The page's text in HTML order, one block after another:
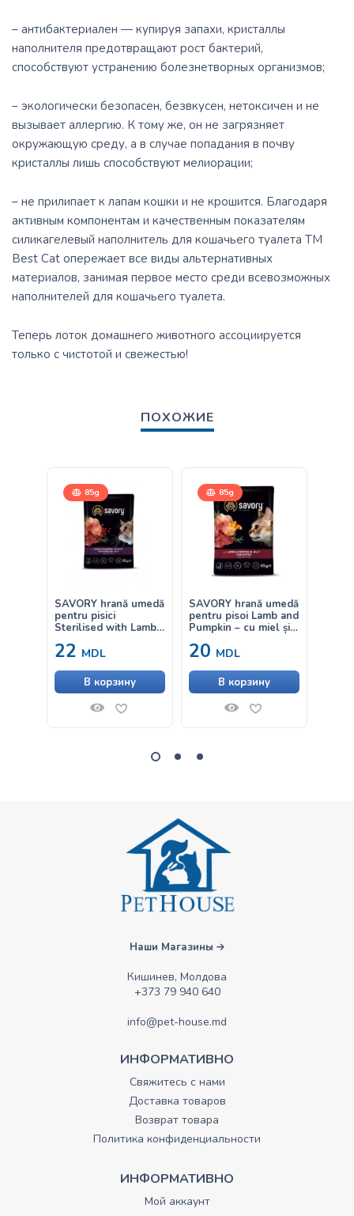
– антибактериален ― купируя запахи, кристаллы
наполнителя предотвращают рост бактерий,
способствуют устранению болезнетворных организмов;
– экологически безопасен, безвкусен, нетоксичен и не
вызывает аллергию. К тому же, он не загрязняет
окружающую среду, а в случае попадания в почву
кристаллы лишь способствуют мелиорации;
– не прилипает к лапам кошки и не крошится. Благодаря
активным компонентам и качественным показателям
силикагелевый наполнитель для кошачьего туалета ТМ
Best Cat опережает все виды альтернативных
материалов, занимая первое место среди всевозможных
наполнителей для кошачьего туалета.
Теперь лоток домашнего животного ассоциируется
только с чистотой и свежестью!
ПОХОЖИЕ
85g
SAVORY hrană umedă
pentru pisici
Sterilised with Lamb
miel și merișor în sos
22 MDL
В корзину
85g
SAVORY hrană umedă
pentru pisoi Lamb and
Pumpkin – cu miel și
20 MDL
В корзину
Наши Магазины
Кишинев, Молдова
+373 79 940 640
info@pet-house.md
ИНФОРМАТИВНО
Свяжитесь с нами
Доставка товаров
Возврат товара
Политика конфиденциальности
ИНФОРМАТИВНО
Мой аккаунт